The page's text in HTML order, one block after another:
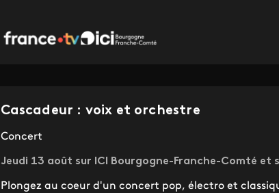
Cascadeur : voix et orchestre
Concert
Jeudi 13 août sur ICI Bourgogne-Franche-Comté et
Plongez au coeur d'un concert pop, électro et